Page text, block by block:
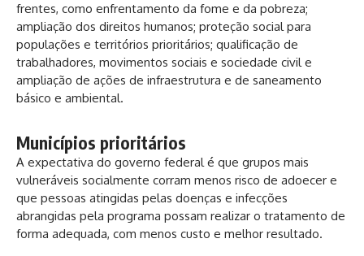
frentes, como enfrentamento da fome e da pobreza;
ampliação dos direitos humanos; proteção social para
populações e territórios prioritários; qualificação de
trabalhadores, movimentos sociais e sociedade civil e
ampliação de ações de infraestrutura e de saneamento
básico e ambiental.
Municípios prioritários
A expectativa do governo federal é que grupos mais
vulneráveis socialmente corram menos risco de adoecer e
que pessoas atingidas pelas doenças e infecções
abrangidas pela programa possam realizar o tratamento de
forma adequada, com menos custo e melhor resultado.